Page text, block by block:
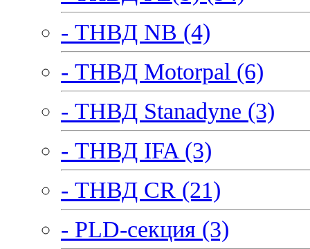
- ТНВД NB (4)
- ТНВД Motorpal (6)
- ТНВД Stanadyne (3)
- ТНВД IFA (3)
- ТНВД CR (21)
- PLD-секция (3)